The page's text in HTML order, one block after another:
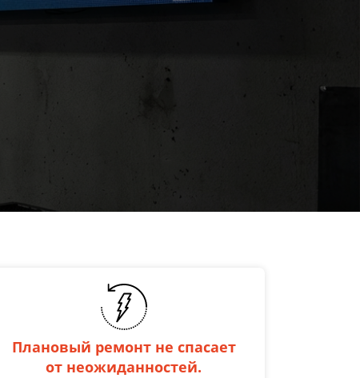
Плановый ремонт не спасает
от неожиданностей.